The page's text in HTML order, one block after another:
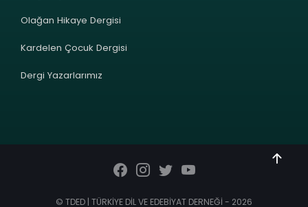
Olağan Hikaye Dergisi
Kardelen Çocuk Dergisi
Dergi Yazarlarımız
© TDED | TÜRKİYE DİL VE EDEBİYAT DERNEĞİ - 2026